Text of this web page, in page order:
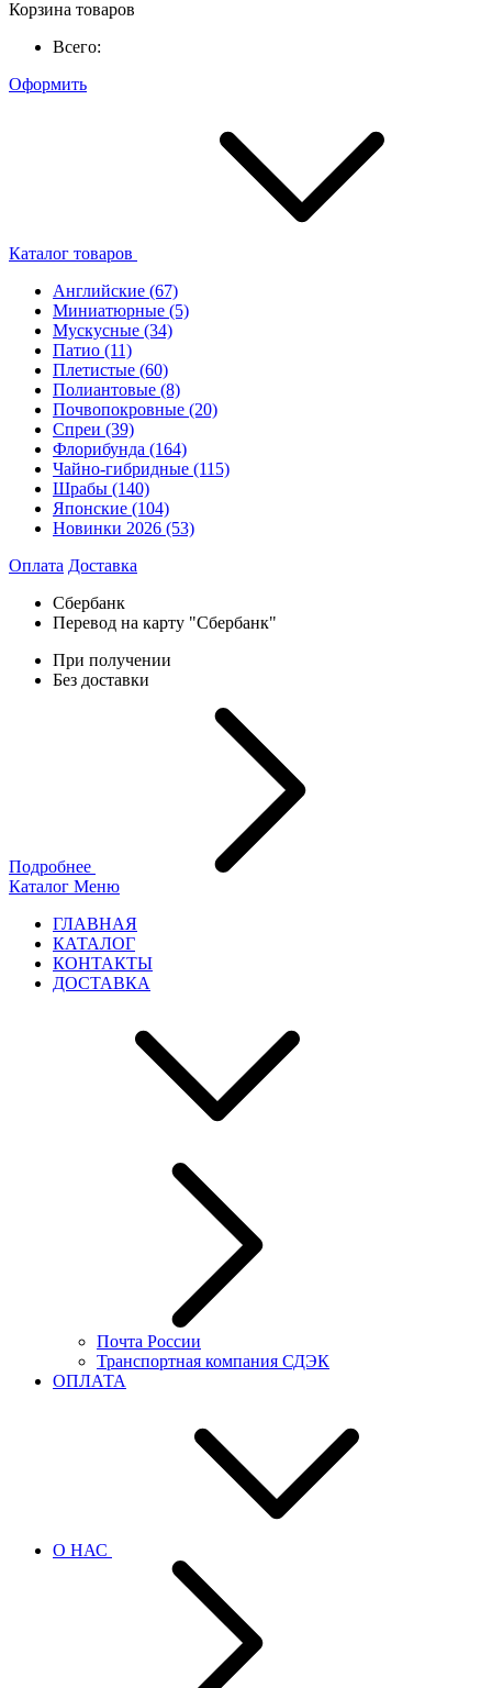
Корзина товаров
Всего:
Оформить
Каталог товаров
Английские (67)
Миниатюрные (5)
Мускусные (34)
Патио (11)
Плетистые (60)
Полиантовые (8)
Почвопокровные (20)
Спреи (39)
Флорибунда (164)
Чайно-гибридные (115)
Шрабы (140)
Японские (104)
Новинки 2026 (53)
Оплата Доставка
Сбербанк
Перевод на карту "Сбербанк"
При получении
Без доставки
Подробнее
Каталог Меню
ГЛАВНАЯ
КАТАЛОГ
КОНТАКТЫ
ДОСТАВКА
Почта России
Транспортная компания СДЭК
ОПЛАТА
О НАС